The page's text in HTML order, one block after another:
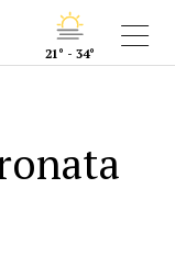
21° - 34°